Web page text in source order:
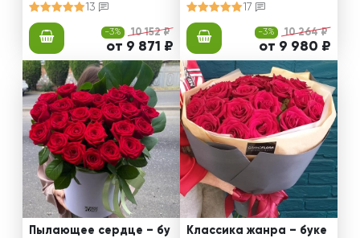
13
-3% 10 152 ₽
от 9 871 ₽
17
-3% 10 264 ₽
от 9 980 ₽
Пылающее сердце – бу
Классика жанра – буке